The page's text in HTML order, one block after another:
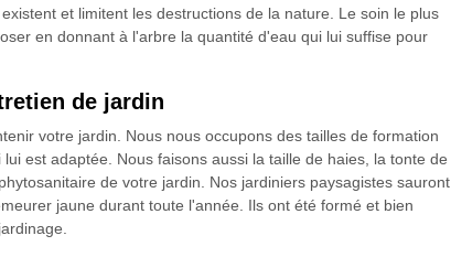
et limitent les destructions de la nature. Le soin le plus
en donnant à l'arbre la quantité d'eau qui lui suffise pour
de jardin
votre jardin. Nous nous occupons des tailles de formation
est adaptée. Nous faisons aussi la taille de haies, la tonte de
de votre jardin. Nos jardiniers paysagistes sauront
jaune durant toute l'année. Ils ont été formé et bien